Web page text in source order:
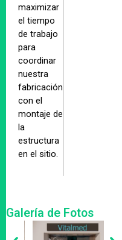
maximizar
el tiempo
de trabajo
para
coordinar
nuestra
fabricación
con el
montaje de
la
estructura
en el sitio.
Galería de Fotos